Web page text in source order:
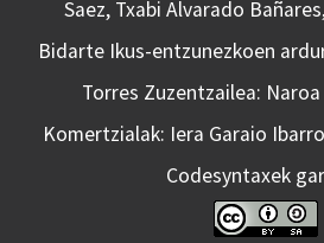
Saez, Txabi Alvarado
Bidarte Ikus-entzunezkoen
Torres Zuzentzailea:
Komertzialak: Iera Garaio
Codesyntaxek